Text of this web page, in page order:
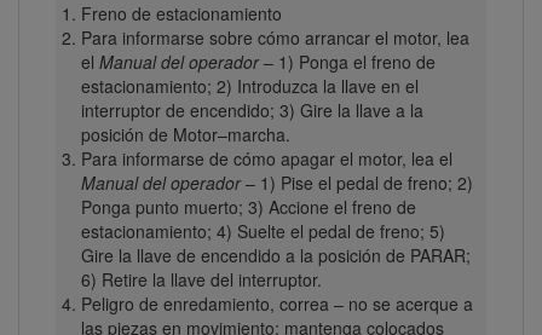
Freno de estacionamiento
Para informarse sobre cómo arrancar el motor, lea
el Manual del operador– 1) Ponga el freno de
estacionamiento; 2) Introduzca la llave en el
interruptor de encendido; 3) Gire la llave a la
posición de Motor–marcha.
Para informarse de cómo apagar el motor, lea el
Manual del operador– 1) Pise el pedal de freno; 2)
Ponga punto muerto; 3) Accione el freno de
estacionamiento; 4) Suelte el pedal de freno; 5)
Gire la llave de encendido a la posición de PARAR;
6) Retire la llave del interruptor.
Peligro de enredamiento, correa – no se acerque a
las piezas en movimiento; mantenga colocados